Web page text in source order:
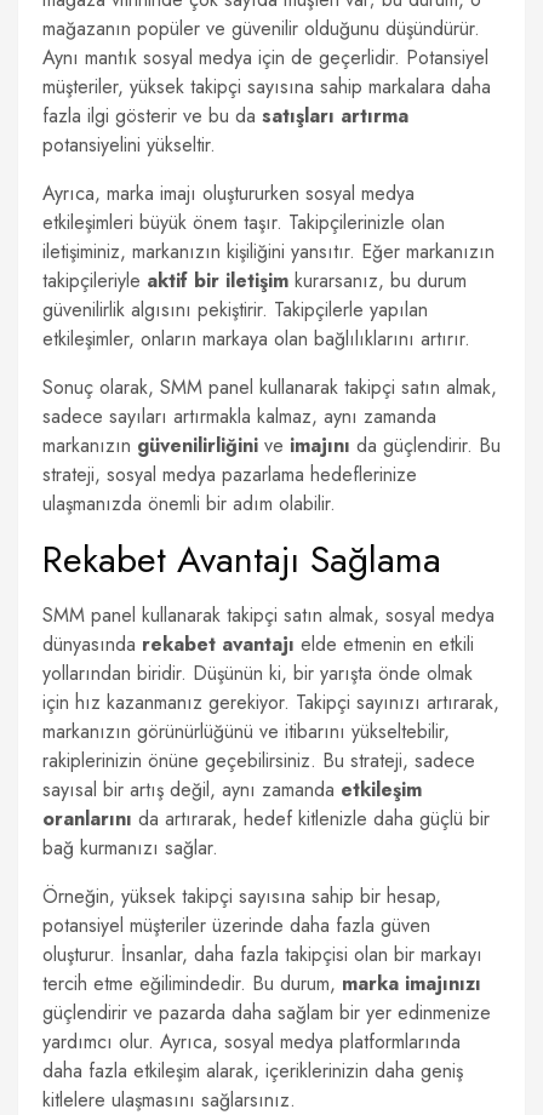
mağazanın popüler ve güvenilir olduğunu düşündürür.
Aynı mantık sosyal medya için de geçerlidir. Potansiyel
müşteriler, yüksek takipçi sayısına sahip markalara daha
fazla ilgi gösterir ve bu da satışları artırma
potansiyelini yükseltir.
Ayrıca, marka imajı oluştururken sosyal medya
etkileşimleri büyük önem taşır. Takipçilerinizle olan
iletişiminiz, markanızın kişiliğini yansıtır. Eğer markanızın
takipçileriyle aktif bir iletişim kurarsanız, bu durum
güvenilirlik algısını pekiştirir. Takipçilerle yapılan
etkileşimler, onların markaya olan bağlılıklarını artırır.
Sonuç olarak, SMM panel kullanarak takipçi satın almak,
sadece sayıları artırmakla kalmaz, aynı zamanda
markanızın güvenilirliğini ve imajını da güçlendirir. Bu
strateji, sosyal medya pazarlama hedeflerinize
ulaşmanızda önemli bir adım olabilir.
Rekabet Avantajı Sağlama
SMM panel kullanarak takipçi satın almak, sosyal medya
dünyasında rekabet avantajı elde etmenin en etkili
yollarından biridir. Düşünün ki, bir yarışta önde olmak
için hız kazanmanız gerekiyor. Takipçi sayınızı artırarak,
markanızın görünürlüğünü ve itibarını yükseltebilir,
rakiplerinizin önüne geçebilirsiniz. Bu strateji, sadece
sayısal bir artış değil, aynı zamanda etkileşim
oranlarını da artırarak, hedef kitlenizle daha güçlü bir
bağ kurmanızı sağlar.
Örneğin, yüksek takipçi sayısına sahip bir hesap,
potansiyel müşteriler üzerinde daha fazla güven
oluşturur. İnsanlar, daha fazla takipçisi olan bir markayı
tercih etme eğilimindedir. Bu durum, marka imajınızı
güçlendirir ve pazarda daha sağlam bir yer edinmenize
yardımcı olur. Ayrıca, sosyal medya platformlarında
daha fazla etkileşim alarak, içeriklerinizin daha geniş
kitlelere ulaşmasını sağlarsınız.